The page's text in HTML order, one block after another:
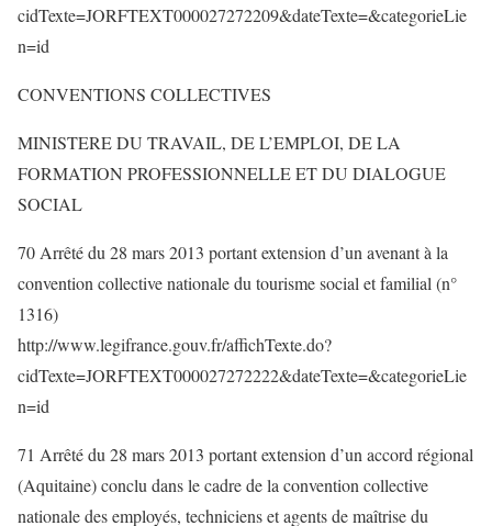
cidTexte=JORFTEXT000027272209&dateTexte=&categorieLie
n=id
CONVENTIONS COLLECTIVES
MINISTERE DU TRAVAIL, DE L’EMPLOI, DE LA
FORMATION PROFESSIONNELLE ET DU DIALOGUE
SOCIAL
70 Arrêté du 28 mars 2013 portant extension d’un avenant à la
convention collective nationale du tourisme social et familial (n°
1316)
http://www.legifrance.gouv.fr/affichTexte.do?
cidTexte=JORFTEXT000027272222&dateTexte=&categorieLie
n=id
71 Arrêté du 28 mars 2013 portant extension d’un accord régional
(Aquitaine) conclu dans le cadre de la convention collective
nationale des employés, techniciens et agents de maîtrise du